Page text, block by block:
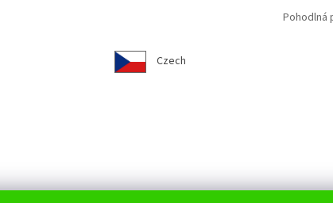
Pohodlná
Czech